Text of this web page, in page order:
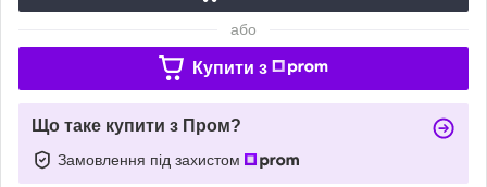
або
Купити з
Що таке купити з Пром?
Замовлення під захистом